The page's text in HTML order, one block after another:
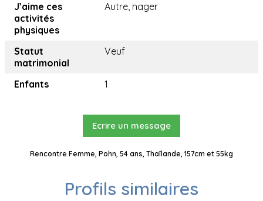
J’aime ces
activités
physiques
Autre, nager
Statut
matrimonial
Veuf
Enfants 1
Ecrire un message
Rencontre Femme, Pohn, 54 ans, Thaïlande, 157cm et 55kg
Profils similaires